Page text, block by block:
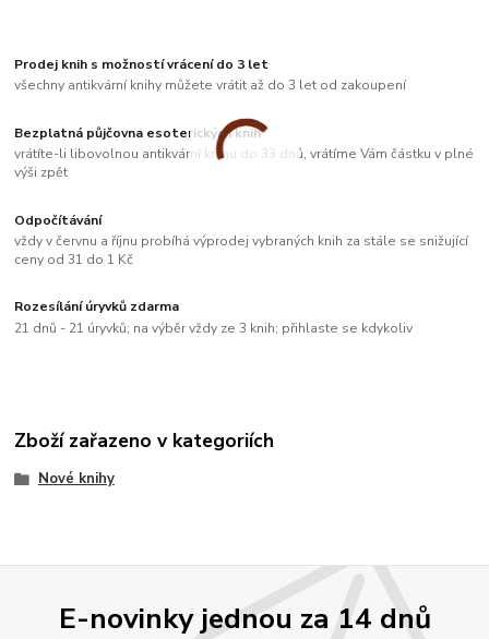
Prodej knih s možností vrácení do 3 let
všechny antikvární knihy můžete vrátit až do 3 let od zakoupení
Bezplatná půjčovna esoterických knih
vrátíte-li libovolnou antikvární knihu do 33 dnů, vrátíme Vám částku v plné
výši zpět
Odpočítávání
vždy v červnu a říjnu probíhá výprodej vybraných knih za stále se snižující
ceny od 31 do 1 Kč
Rozesílání úryvků zdarma
21 dnů - 21 úryvků; na výběr vždy ze 3 knih; přihlaste se kdykoliv
Zboží zařazeno v kategoriích
Nové knihy
E-novinky jednou za 14 dnů